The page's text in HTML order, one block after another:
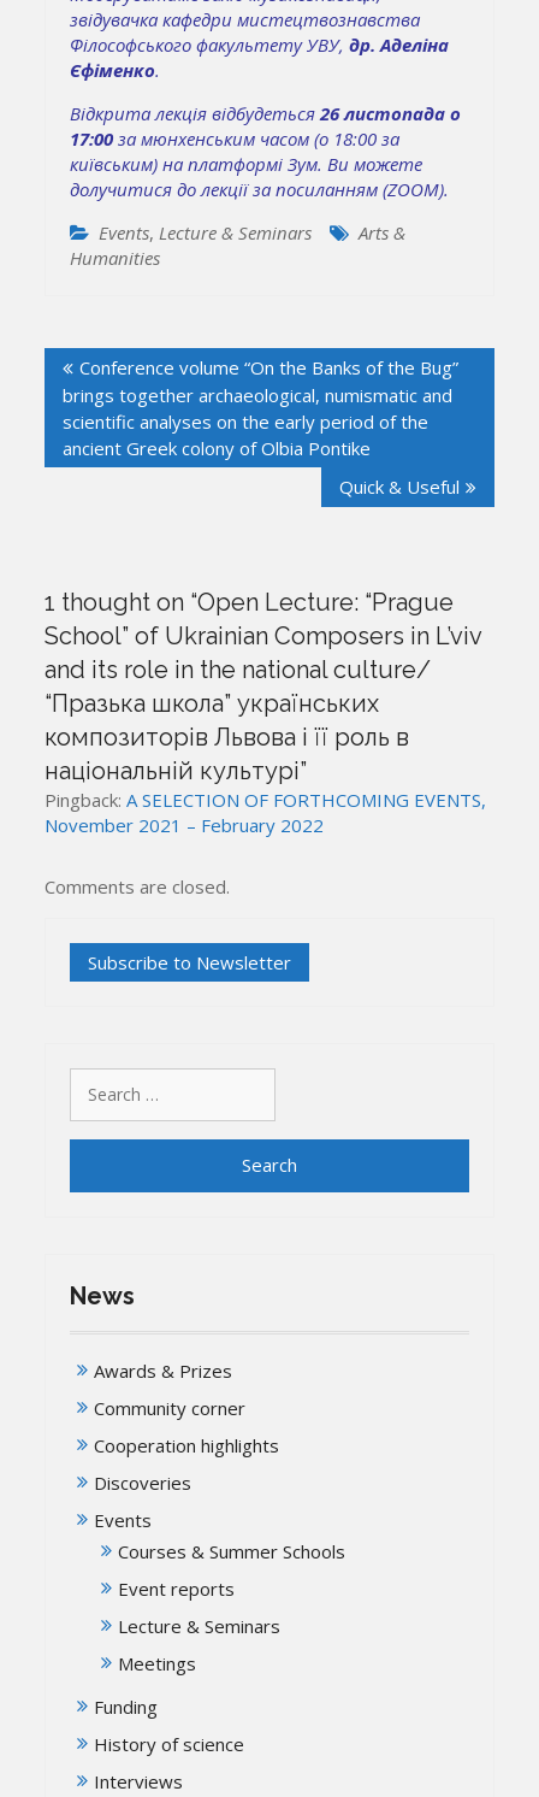
звідувачка кафедри мистецтвознавства
Філософського факультету УВУ,др. Аделіна
Єфіменко.
Відкрита лекція відбудеться26 листопада о
17:00 за мюнхенським часом (о 18:00 за
київським) на платформі Зум. Ви можете
долучитися до лекції запосиланням (ZOOM).
Events,Lecture & Seminars
Arts &
Humanities
navigation
Conference volume “On the Banks of the Bug”
brings together archaeological, numismatic and
scientific analyses on the early period of the
ancient Greek colony of Olbia Pontike
Quick & Useful
1 thought on “Open Lecture: “Prague
School” of Ukrainian Composers in L’viv
and its role in the national culture/
“Празька школа” українських
композиторів Львова і її роль в
національній культурі”
Pingback:A SELECTION OF FORTHCOMING EVENTS,
November 2021 – February 2022
Comments are closed.
for:
News
Awards & Prizes
Community corner
Cooperation highlights
Discoveries
Events
Courses & Summer Schools
Event reports
Lecture & Seminars
Meetings
Funding
History of science
Interviews